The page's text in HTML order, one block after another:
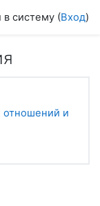
систему (Вход)
отношений и